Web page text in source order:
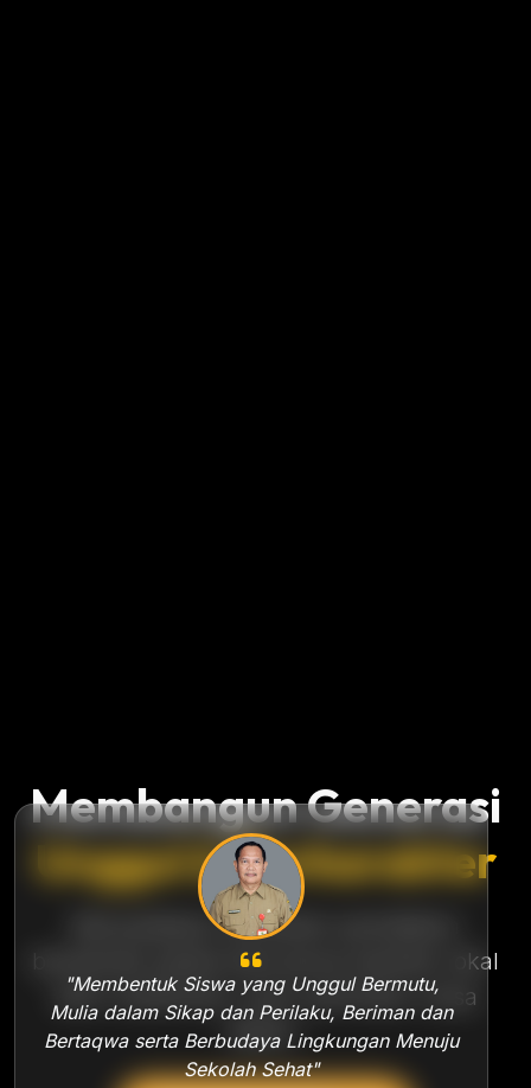
Membangun Generasi
Unggul & Berkarakter
Menyediakan ekosistem pendidikan
berstandar global bernuansa kearifan lokal
demi melahirkan calon pemimpin masa
depan.
"Membentuk Siswa yang Unggul Bermutu,
Mulia dalam Sikap dan Perilaku, Beriman dan
Bertaqwa serta Berbudaya Lingkungan Menuju
Sekolah Sehat"